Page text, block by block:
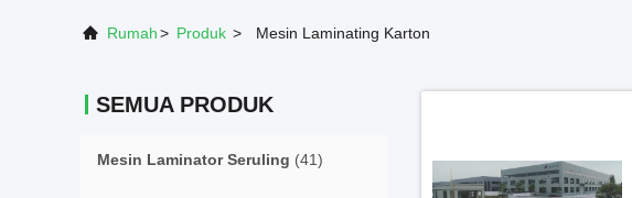
Rumah> Produk > Mesin Laminating Karton
SEMUA PRODUK
Mesin Laminator Seruling (41)